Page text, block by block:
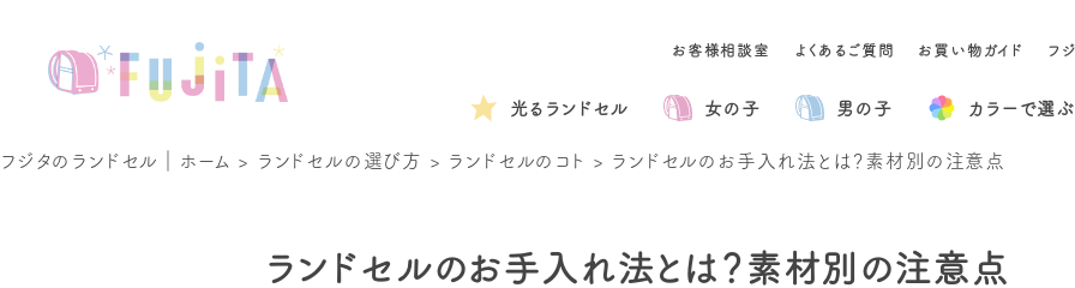
お客様相談室 よくあるご質問 お買い物ガイド フ
光るランドセル 女の子 男の子 カラー で選ぶ
フジタのランドセル｜ホーム > ランドセルの選び方 > ランドセルのコト > ランドセルのお手入れ法とは？素材別の注意点
ランドセルのお手入れ法とは？素材別の注意点